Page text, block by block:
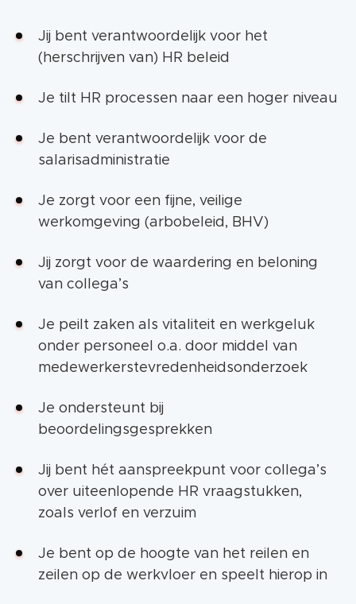
Jij bent verantwoordelijk voor het
(herschrijven van) HR beleid
Je tilt HR processen naar een hoger niveau
Je bent verantwoordelijk voor de
salarisadministratie
Je zorgt voor een fijne, veilige
werkomgeving (arbobeleid, BHV)
Jij zorgt voor de waardering en beloning
van collega’s
Je peilt zaken als vitaliteit en werkgeluk
onder personeel o.a. door middel van
medewerkerstevredenheidsonderzoek
Je ondersteunt bij
beoordelingsgesprekken
Jij bent hét aanspreekpunt voor collega’s
over uiteenlopende HR vraagstukken,
zoals verlof en verzuim
Je bent op de hoogte van het reilen en
zeilen op de werkvloer en speelt hierop in